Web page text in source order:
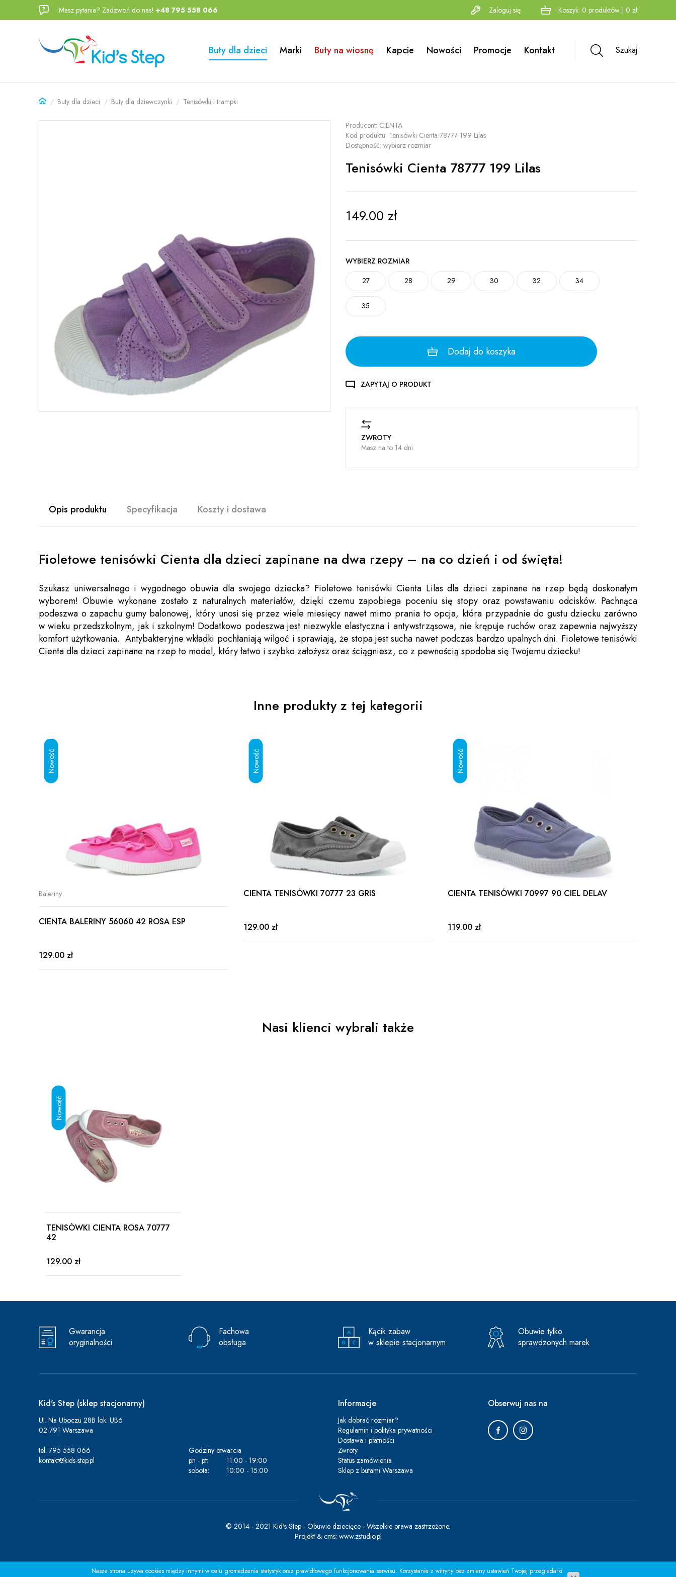
Przejdź
do menu
głównego
Przejdź
menu w
Masz pytania? Zadzwoń do nas! +48 795 558 066 Zaloguj się Koszyk: 0 produktów 0 zł
Buty dla dzieci Marki Buty na wiosnę Kapcie Nowości Promocje Kontakt Szukaj
Buty dla dzieci Buty dla dziewczynki Tenisówki i trampki
Producent: CIENTA
Kod produktu: Tenisówki Cienta 78777 199 Lilas
Dostępność: wybierz rozmiar
Tenisówki Cienta 78777 199 Lilas
149.00 zł
WYBIERZ ROZMIAR
27
28 29 30 32 34
35
Dodaj do koszyka
ZAPYTAJ O PRODUKT
ZWROTY
Masz na to 14 dni
Opis produktu Specyfikacja Koszty i dostawa
Fioletowe tenisówki Cienta dla dzieci zapinane na dwa rzepy – na co dzień i od święta!
Szukasz uniwersalnego i wygodnego obuwia dla swojego dziecka? Fioletowe tenisówki Cienta Lilas dla dzieci zapinane na rzep będą doskonałym
wyborem! Obuwie wykonane zostało z naturalnych materiałów, dzięki czemu zapobiega poceniu się stopy oraz powstawaniu odcisków. Pachnąca
podeszwa o zapachu gumy balonowej, który unosi się przez wiele miesięcy nawet mimo prania to opcja, która przypadnie do gustu dziecku zarówno
w wieku przedszkolnym, jak i szkolnym! Dodatkowo podeszwa jest niezwykle elastyczna i antywstrząsowa, nie krępuje ruchów oraz zapewnia najwyższy
komfort użytkowania. Antybakteryjne wkładki pochłaniają wilgoć i sprawiają, że stopa jest sucha nawet podczas bardzo upalnych dni. Fioletowe tenisówki
Cienta dla dzieci zapinane na rzep to model, który łatwo i szybko założysz oraz ściągniesz, co z pewnością spodoba się Twojemu dziecku!
Inne produkty z tej kategorii
Baleriny
CIENTA BALERINY 56060 42 ROSA ESP
129.00 zł
CIENTA TENISÓWKI 70777 23 GRIS
129.00 zł
CIENTA TENISÓWKI 70997 90 CIEL DELAV
119.00 zł
Nasi klienci wybrali także
TENISÓWKI CIENTA ROSA 70777
42
129.00 zł
Gwarancja
oryginalności
Fachowa
obsługa
Kącik zabaw
w sklepie stacjonarnym
Obuwie tylko
sprawdzonych marek
Kid's Step (sklep stacjonarny)
Ul. Na Uboczu 28B lok. UB6
02-791 Warszawa
tel. 795 558 066
kontakt@kids-step.pl
Godziny otwarcia
pn - pt:
11:00 - 19:00
sobota:
10:00 - 15:00
Informacje
Jak dobrać rozmiar?
Regulamin i polityka prywatności
Dostawa i płatności
Zwroty
Status zamówienia
Sklep z butami Warszawa
Obserwuj nas na
© 2014 - 2021 Kid's Step - Obuwie dziecięce - Wszelkie prawa zastrzeżone.
Projekt & cms: www.zstudio.pl
Nasza strona używa cookies między innymi w celu gromadzenia statystyk oraz prawidłowego funkcjonowania serwisu. Korzystanie z witryny bez zmiany ustawień Twojej przegladarki